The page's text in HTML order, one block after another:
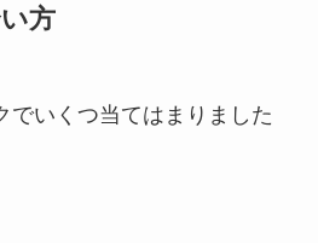
方
でいくつ当てはまりました